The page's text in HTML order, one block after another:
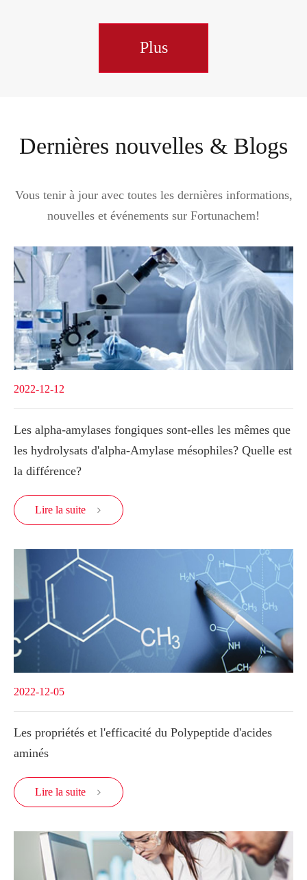
Plus
Dernières nouvelles & Blogs
Vous tenir à jour avec toutes les dernières informations,
nouvelles et événements sur Fortunachem!
2022-12-12
Les alpha-amylases fongiques sont-elles les mêmes que
les hydrolysats d'alpha-Amylase mésophiles? Quelle est
la différence?
Lire la suite 
2022-12-05
Les propriétés et l'efficacité du Polypeptide d'acides
aminés
Lire la suite 